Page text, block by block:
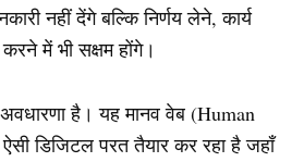
नहीं देंगे बल्कि निर्णय लेने, कार्य
में भी सक्षम होंगे।
है। यह मानव वेब (Human
डिजिटल परत तैयार कर रहा है जहाँ